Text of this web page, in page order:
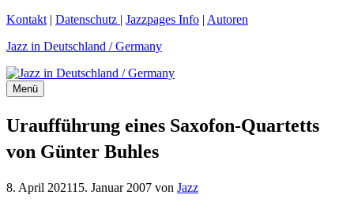
Zum
springen
Kontakt | Datenschutz | Jazzpages Info | Autoren
Jazz in Deutschland / Germany
Menü
Uraufführung eines Saxofon-Quartetts
von Günter Buhles
8. April 202115. Januar 2007 von Jazz